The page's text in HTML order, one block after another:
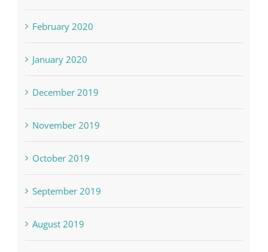
February 2020
January 2020
December 2019
November 2019
October 2019
September 2019
August 2019